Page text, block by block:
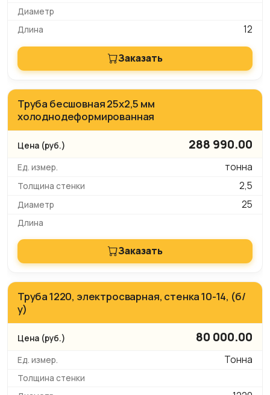
12
Заказать
Труба бесшовная 25х2,5 мм
холоднодеформированная
288 990.00
тонна
2,5
25
Заказать
Труба 1220, электросварная, стенка 10-14, (б/
у)
80 000.00
Тонна